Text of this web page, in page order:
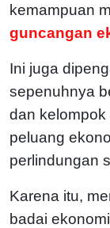
kemampuan
guncangan
Ini juga
sepenuhnya
dan
peluang
perlindungan
Karena itu,
badai